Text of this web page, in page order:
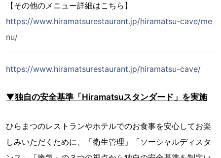
【その他のメニュー詳細はこちら】
https://www.hiramatsurestaurant.jp/hiramatsu-cave/me
nu/
https://www.hiramatsurestaurant.jp/hiramatsu-cave/
▼独自の安全基準「Hiramatsuスタンダード」を実施
ひらまつのレストランやホテルでのお食事を安心してお楽
しみいただくために、「衛生管理」「ソーシャルディスタ